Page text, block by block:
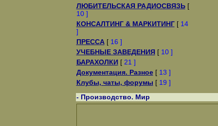
ЛЮБИТЕЛЬСКАЯ РАДИОСВЯЗЬ[
10 ]
КОНСАЛТИНГ & МАРКИТИНГ[ 14
]
ПРЕССА[ 16 ]
УЧЕБНЫЕ ЗАВЕДЕНИЯ [ 10 ]
БАРАХОЛКИ [ 21 ]
Документация. Разное[ 13 ]
Клубы, чаты, форумы [ 19 ]
- Производство. Мир